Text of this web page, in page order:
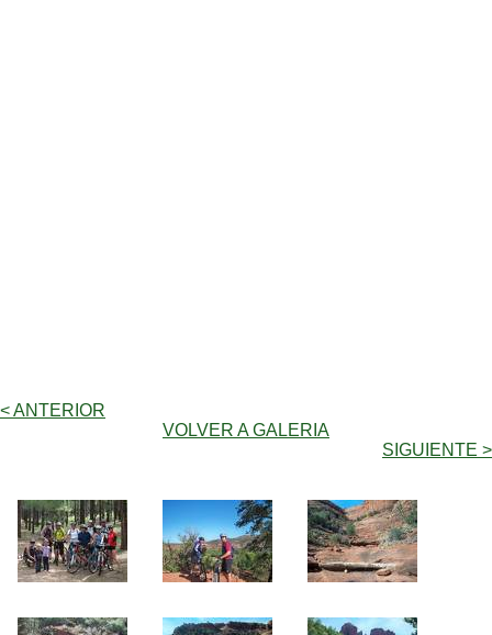
< ANTERIOR
VOLVER A GALERIA
SIGUIENTE >